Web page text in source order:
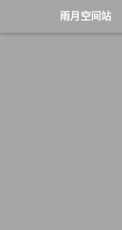
雨月空间站